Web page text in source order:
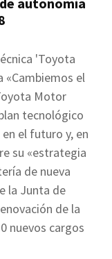
'Toyota
«Cambiemos el
Motor
tecnológico
el futuro y, en
su «estrategia
de nueva
la Junta de
de la
nuevos cargos